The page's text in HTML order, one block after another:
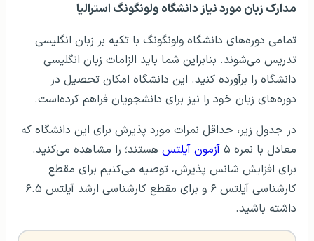
مدارک زبان مورد نیاز دانشگاه ولونگونگ استرالیا
تمامی دوره‌های دانشگاه ولونگونگ با تکیه بر زبان انگلیسی
تدریس می‌شوند. بنابراین شما باید الزامات زبان انگلیسی
دانشگاه را برآورده کنید. این دانشگاه امکان تحصیل در
دوره‌های زبان خود را نیز برای دانشجویان فراهم کرده‌است.
در جدول زیر، حداقل نمرات مورد پذیرش برای این دانشگاه که
معادل با نمره ۵
آزمون آیلتس هستند؛ را مشاهده می‌کنید.
برای افزایش شانس پذیرش، توصیه می‌کنیم برای مقطع
کارشناسی آیلتس ۶ و برای مقطع کارشناسی ارشد آیلتس ۶.۵
داشته باشید.